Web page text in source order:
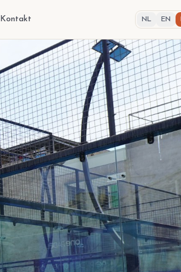
Kontakt NL EN